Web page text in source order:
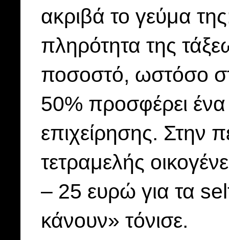
ακριβά το γεύμα
πληρότητα της
ποσοστό, ωστόσο
50% προσφέρει
επιχείρησης. Στην
τετραμελής
– 25 ευρώ για τα
κάνουν» τόνισε.